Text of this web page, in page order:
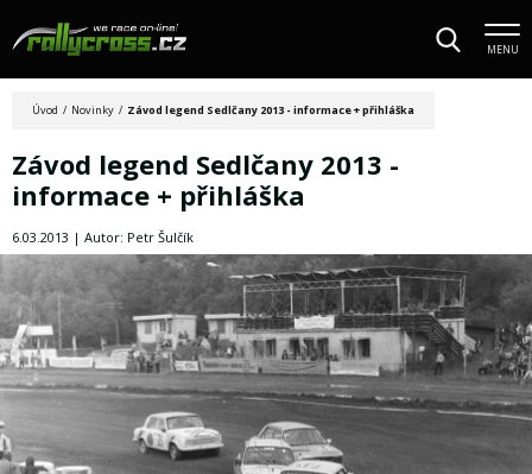
MENU
Úvod / Novinky / Závod legend Sedlčany 2013 - informace + přihláška
Závod legend Sedlčany 2013 -
informace + přihláška
6.03.2013 | Autor: Petr Šulčík